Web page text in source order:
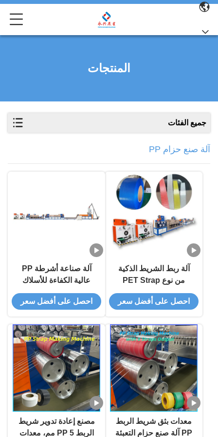
المنتجات
جميع الفئات
آلة صنع حزام PP
آلة ربط الشريط الذكية
من نوع PET Strap
Screw Design لـ 5-19
الشريط عرض الحجم
احصل على أفضل سعر
آلة صناعة أشرطة PP
عالية الكفاءة للأسلاك
السريعة والآمنة
احصل على أفضل سعر
معدات بثق شريط الربط
PP آلة صنع حزام التعبئة
مصنع إعادة تدوير شريط
الربط PP 5 مم، معدات